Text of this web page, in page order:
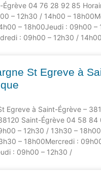
Égrève 04 76 28 92 85
– 12h30 / 14h00 –
– 18h00Jeudi : 09h00 –
: 09h00 – 12h30 / 14h00
St Egreve à
Egreve à Saint-Égrève –
Saint-Égrève 04 58 84
– 12h30 / 13h30 –
– 18h00Mercredi :
: 09h00 – 12h30 /